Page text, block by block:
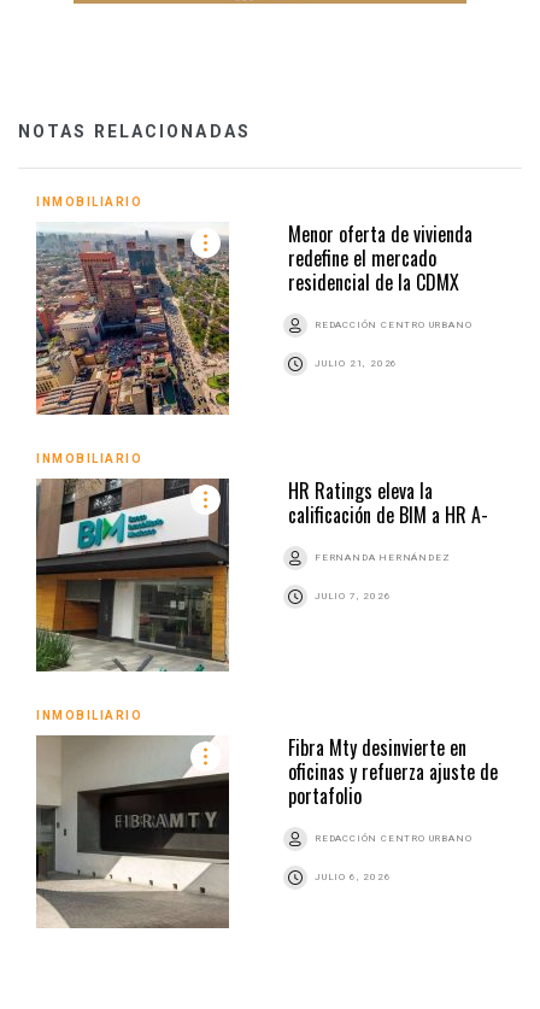
NOTAS RELACIONADAS
INMOBILIARIO
Menor oferta de vivienda
redefine el mercado
residencial de la CDMX
REDACCIÓN CENTRO URBANO
JULIO 21, 2026
INMOBILIARIO
HR Ratings eleva la
calificación de BIM a HR A-
FERNANDA HERNÁNDEZ
JULIO 7, 2026
INMOBILIARIO
Fibra Mty desinvierte en
oficinas y refuerza ajuste de
portafolio
REDACCIÓN CENTRO URBANO
JULIO 6, 2026